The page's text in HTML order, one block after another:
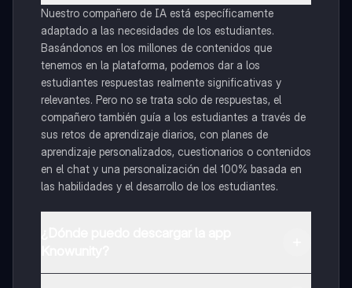
Nuestro compañero de IA está específicamente
adaptado a las necesidades de los estudiantes.
Basándonos en los millones de contenidos que
tenemos en la plataforma, podemos dar a los
estudiantes respuestas realmente significativas y
relevantes. Pero no se trata solo de respuestas, el
compañero también guía a los estudiantes a través de
sus retos de aprendizaje diarios, con planes de
aprendizaje personalizados, cuestionarios o contenidos
en el chat y una personalización del 100% basada en
las habilidades y el desarrollo de los estudiantes.